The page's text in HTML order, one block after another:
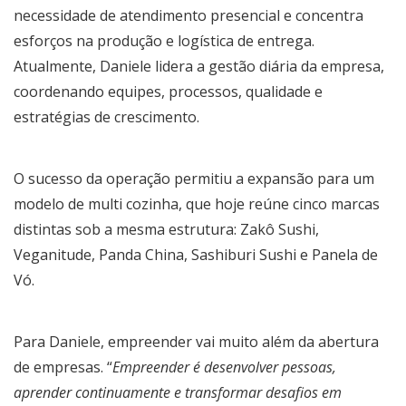
necessidade de atendimento presencial e concentra
esforços na produção e logística de entrega.
Atualmente, Daniele lidera a gestão diária da empresa,
coordenando equipes, processos, qualidade e
estratégias de crescimento.
O sucesso da operação permitiu a expansão para um
modelo de multi cozinha, que hoje reúne cinco marcas
distintas sob a mesma estrutura: Zakô Sushi,
Veganitude, Panda China, Sashiburi Sushi e Panela de
Vó.
Para Daniele, empreender vai muito além da abertura
de empresas. “Empreender é desenvolver pessoas,
aprender continuamente e transformar desafios em